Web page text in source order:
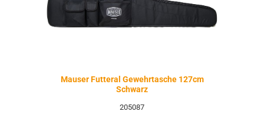
Mauser Futteral Gewehrtasche 127cm
Schwarz
205087